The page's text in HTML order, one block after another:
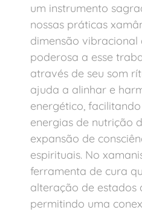
um instrumento
nossas práticas
dimensão vibracional
poderosa a esse
através de seu som
ajuda a alinhar e
energético,
energias de nutrição
expansão de
espirituais. No
ferramenta de cura
alteração de estados
permitindo uma